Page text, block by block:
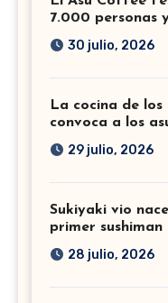
7.000 personas
30 julio, 2026
La cocina de los
convoca a los
29 julio, 2026
Sukiyaki vio
primer
28 julio, 2026